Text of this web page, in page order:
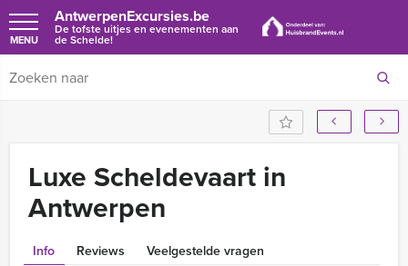
AntwerpenExcursies.be
De tofste uitjes en evenementen aan
de Schelde!
MENU
Luxe Scheldevaart in
Antwerpen
Info Reviews Veelgestelde vragen